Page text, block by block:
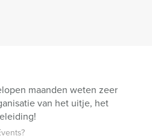
maanden weten zeer
van het uitje, het